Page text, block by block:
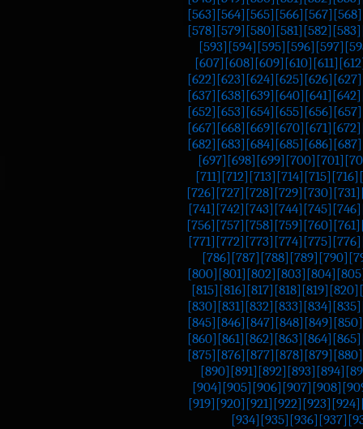
[563] [564] [565] [566] [567] [568]
[578] [579] [580] [581] [582] [583]
[593] [594] [595] [596] [597]
[607] [608] [609] [610] [611]
[622] [623] [624] [625] [626] [627]
[637] [638] [639] [640] [641] [642]
[652] [653] [654] [655] [656] [657]
[667] [668] [669] [670] [671] [672]
[682] [683] [684] [685] [686] [687]
[697] [698] [699] [700] [701]
[711] [712] [713] [714] [715] [716]
[726] [727] [728] [729] [730] [731]
[741] [742] [743] [744] [745] [746]
[756] [757] [758] [759] [760] [761]
[771] [772] [773] [774] [775] [776]
[786] [787] [788] [789] [790]
[800] [801] [802] [803] [804]
[815] [816] [817] [818] [819] [820]
[830] [831] [832] [833] [834] [835]
[845] [846] [847] [848] [849] [850]
[860] [861] [862] [863] [864] [865]
[875] [876] [877] [878] [879] [880]
[890] [891] [892] [893] [894]
[904] [905] [906] [907] [908]
[919] [920] [921] [922] [923] [924]
[934] [935] [936] [937]